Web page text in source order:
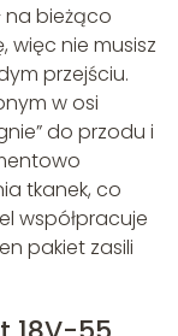
na bieżąco
więc nie musisz
przejściu.
w osi
do przodu i
tkanek, co
współpracuje
pakiet zasili